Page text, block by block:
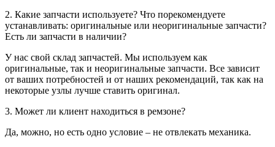
2. Какие запчасти используете? Что порекомендуете
устанавливать: оригинальные или неоригинальные запчасти?
Есть ли запчасти в наличии?
У нас свой склад запчастей. Мы используем как
оригинальные, так и неоригинальные запчасти. Все зависит
от ваших потребностей и от наших рекомендаций, так как на
некоторые узлы лучше ставить оригинал.
3. Может ли клиент находиться в ремзоне?
Да, можно, но есть одно условие – не отвлекать механика.